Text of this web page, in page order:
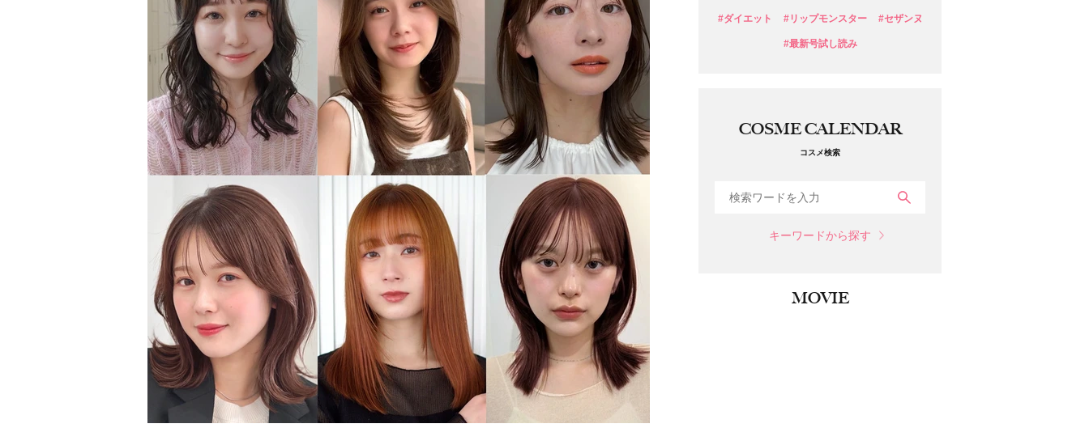
#ダイエット #リップモンスター #セザンヌ
#最新号試し読み
COSME CALENDAR
コスメ検索
キーワードから探す
MOVIE